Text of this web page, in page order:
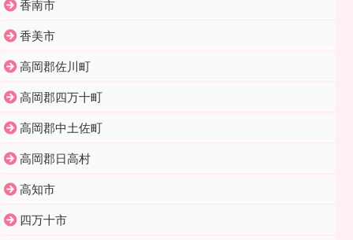
香南市
香美市
高岡郡佐川町
高岡郡四万十町
高岡郡中土佐町
高岡郡日高村
高知市
四万十市